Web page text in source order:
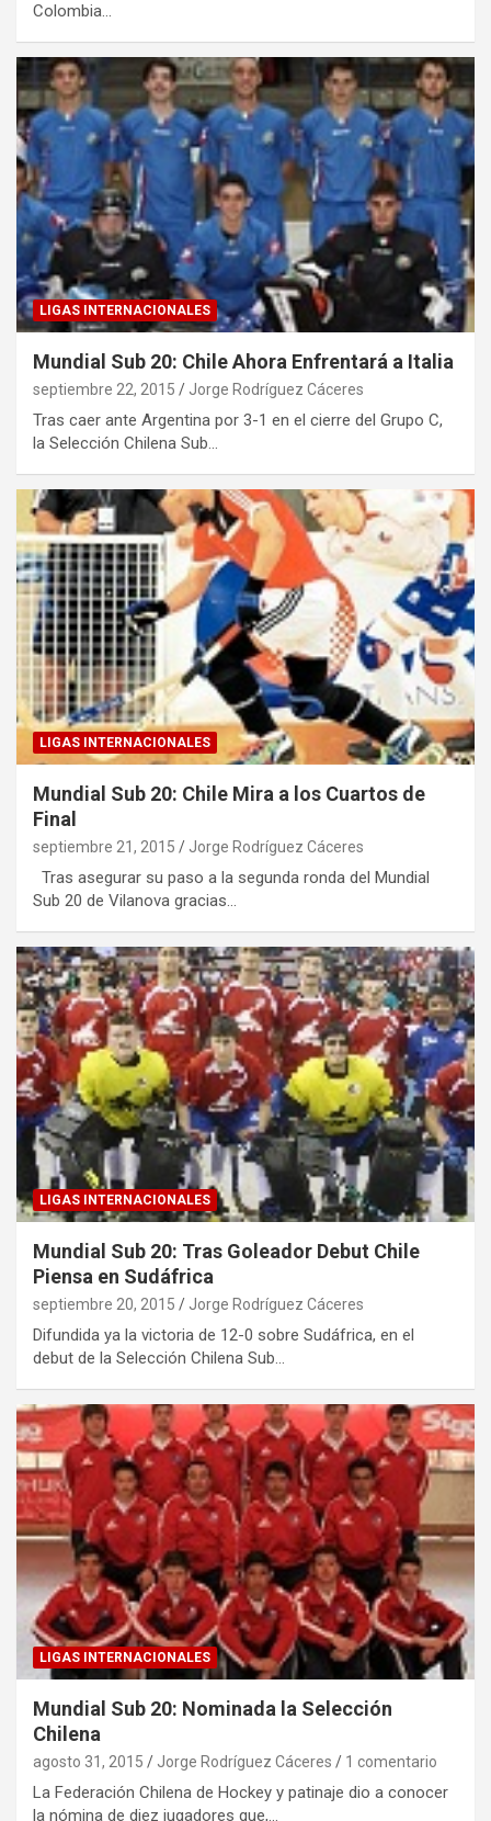
Colombia…
LIGAS INTERNACIONALES
Mundial Sub 20: Chile Ahora Enfrentará a Italia
septiembre 22, 2015 Jorge Rodríguez Cáceres
Tras caer ante Argentina por 3-1 en el cierre del Grupo C,
la Selección Chilena Sub…
LIGAS INTERNACIONALES
Mundial Sub 20: Chile Mira a los Cuartos de
Final
septiembre 21, 2015 Jorge Rodríguez Cáceres
Tras asegurar su paso a la segunda ronda del Mundial
Sub 20 de Vilanova gracias…
LIGAS INTERNACIONALES
Mundial Sub 20: Tras Goleador Debut Chile
Piensa en Sudáfrica
septiembre 20, 2015 Jorge Rodríguez Cáceres
Difundida ya la victoria de 12-0 sobre Sudáfrica, en el
debut de la Selección Chilena Sub…
LIGAS INTERNACIONALES
Mundial Sub 20: Nominada la Selección
Chilena
agosto 31, 2015 Jorge Rodríguez Cáceres 1 comentario
La Federación Chilena de Hockey y patinaje dio a conocer
la nómina de diez jugadores que,…